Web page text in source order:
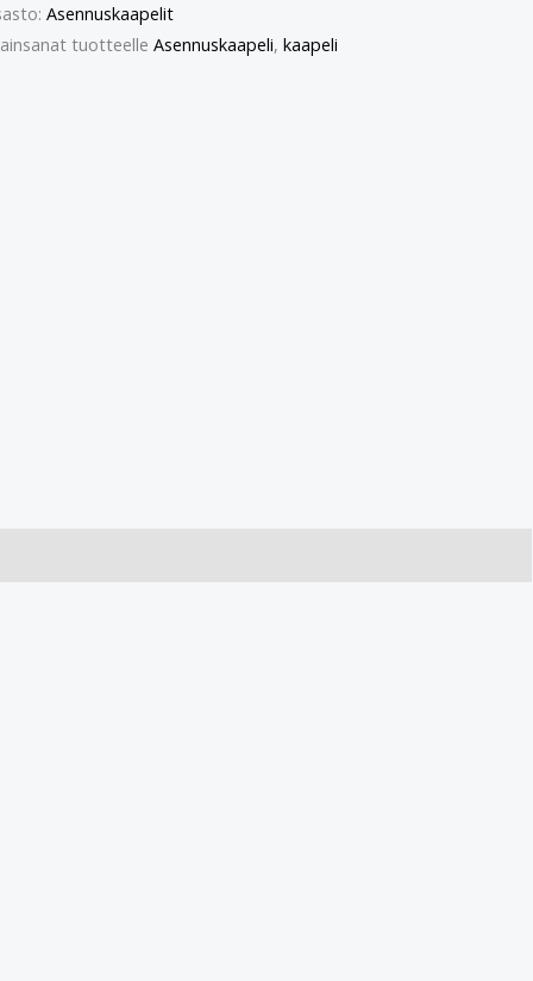
Asennuskaapelit
tuotteelle Asennuskaapeli, kaapeli